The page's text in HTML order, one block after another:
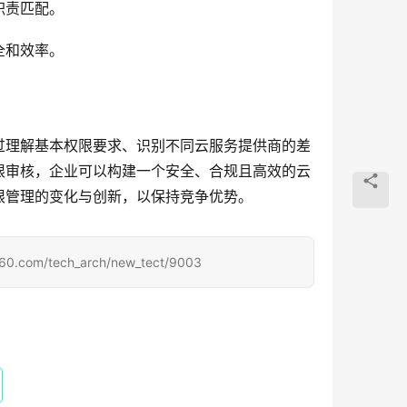
匹配。
效率。
解基本权限要求、识别不同云服务提供商的差
核，企业可以构建一个安全、合规且高效的云
理的变化与创新，以保持竞争优势。
tech_arch/new_tect/9003